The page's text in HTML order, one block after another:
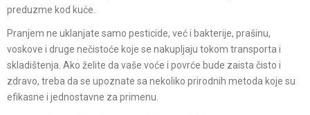
preduzme kod kuće.
Pranjem ne uklanjate samo pesticide, već i bakterije, prašinu,
voskove i druge nečistoće koje se nakupljaju tokom transporta i
skladištenja. Ako želite da vaše voće i povrće bude zaista čisto i
zdravo, treba da se upoznate sa nekoliko prirodnih metoda koje su
efikasne i jednostavne za primenu.